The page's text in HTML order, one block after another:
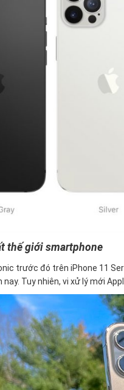
thế giới smartphone
trước đó trên iPhone 11
nay. Tuy nhiên, vi xử lý mới